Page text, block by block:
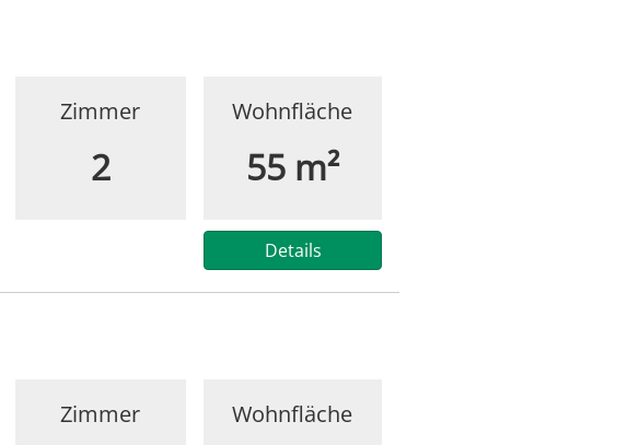
Zimmer
2
Wohnfläche
55 m²
Details
Zimmer Wohnfläche